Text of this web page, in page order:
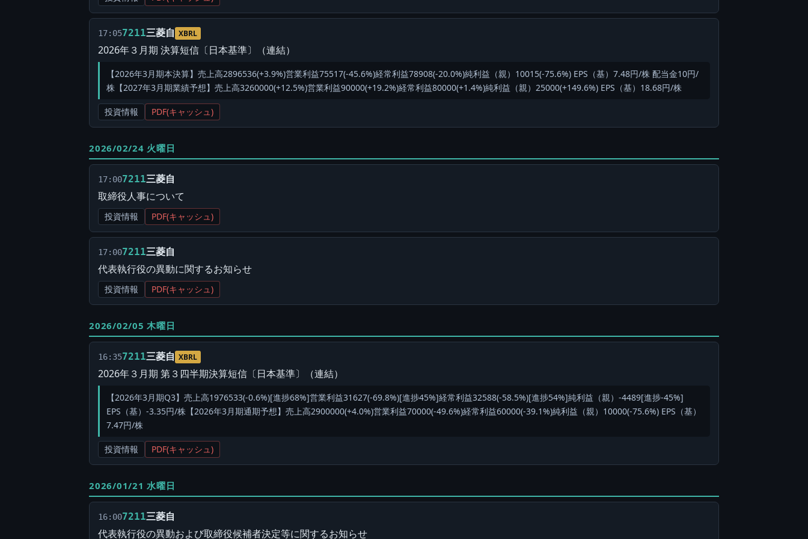
17:057211三菱自 XBRL
2026年３月期 決算短信〔日本基準〕（連結）
【2026年3月期本決算】売上高2896536(+3.9%)営業利益75517(-45.6%)経常利益78908(-20.0%)純利益（親）10015(-75.6%) EPS（基）7.48円/株 配当金10円/
株【2027年3月期業績予想】売上高3260000(+12.5%)営業利益90000(+19.2%)経常利益80000(+1.4%)純利益（親）25000(+149.6%) EPS（基）18.68円/株
投資情報 PDF(キャッシュ)
2026/02/24 火曜日
17:007211三菱自
取締役人事について
投資情報 PDF(キャッシュ)
17:007211三菱自
代表執行役の異動に関するお知らせ
投資情報 PDF(キャッシュ)
2026/02/05 木曜日
16:357211三菱自 XBRL
2026年３月期 第３四半期決算短信〔日本基準〕（連結）
【2026年3月期Q3】売上高1976533(-0.6%)[進捗68%]営業利益31627(-69.8%)[進捗45%]経常利益32588(-58.5%)[進捗54%]純利益（親）-4489[進捗-45%]
EPS（基）-3.35円/株【2026年3月期通期予想】売上高2900000(+4.0%)営業利益70000(-49.6%)経常利益60000(-39.1%)純利益（親）10000(-75.6%) EPS（基）
7.47円/株
投資情報 PDF(キャッシュ)
2026/01/21 水曜日
16:007211三菱自
代表執行役の異動および取締役候補者決定等に関するお知らせ